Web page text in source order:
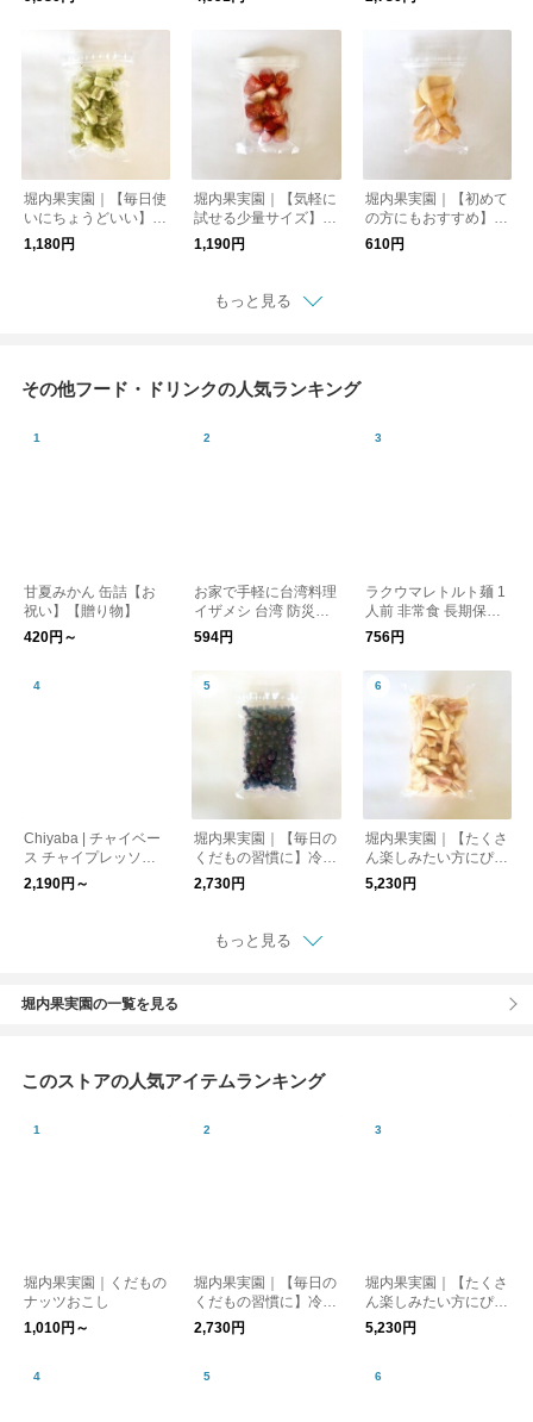
堀内果実園｜【毎日使
いにちょうどいい】冷
凍キウイ 500g
1,180円
堀内果実園｜【気軽に
試せる少量サイズ】冷
凍いちご(古都華) 200
1,190円
堀内果実園｜【初めて
の方にもおすすめ】冷
凍もも 200g
610円
もっと見る
その他フード・ドリンクの人気ランキング
甘夏みかん 缶詰【お
祝い】【贈り物】
420円～
お家で手軽に台湾料理
イザメシ 台湾 防災／I
ZAMESHI イザメシ
594円
ラクウマレトルト麺 1
人前 非常食 長期保存
食品 防災／Chef’sSto
ck シェフズストック
756円
Chiyaba | チャイベー
ス チャイプレッソベ
ース
2,190円～
堀内果実園｜【毎日の
くだもの習慣に】冷凍
ブルーベリー 500g
2,730円
堀内果実園｜【たくさ
ん楽しみたい方にぴっ
たり】冷凍もも 2kg
5,230円
もっと見る
堀内果実園の一覧を見る
このストアの人気アイテムランキング
堀内果実園｜くだもの
ナッツおこし
1,010円～
堀内果実園｜【毎日の
くだもの習慣に】冷凍
ブルーベリー 500g
2,730円
堀内果実園｜【たくさ
ん楽しみたい方にぴっ
たり】冷凍もも 2kg
5,230円